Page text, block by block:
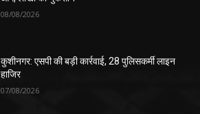
08/08/2026
कुशीनगर: एसपी की बड़ी कार्रवाई, 28 पुलिसकर्मी लाइन
हाजिर
07/08/2026